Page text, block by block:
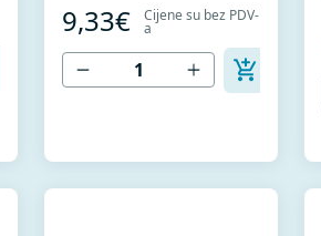
pocinkovanog lima DX51D
+ Z275 za hladno
oblikovanje. U skladu sa
standardima MEST EN
9,33€ Cijene su bez PDV-
a